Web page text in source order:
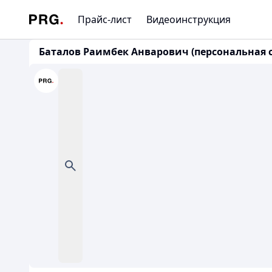
Прайс-лист Видеоинструкция
Баталов Раимбек Анварович (персональная